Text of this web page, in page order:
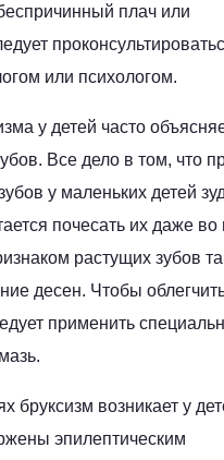
плач или
или психологом.
у детей часто
Все дело в том, что
у маленьких детей
почесать их даже во
растущих зубов
десен. Чтобы
применить
бруксизм возникает у
эпилептическим